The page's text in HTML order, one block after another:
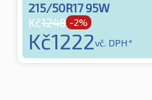
215/50R17 95W
Kč1248 -2%
Kč1222vč. DPH*